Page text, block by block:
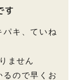
す
パキ、ていね
ません
るので早くお